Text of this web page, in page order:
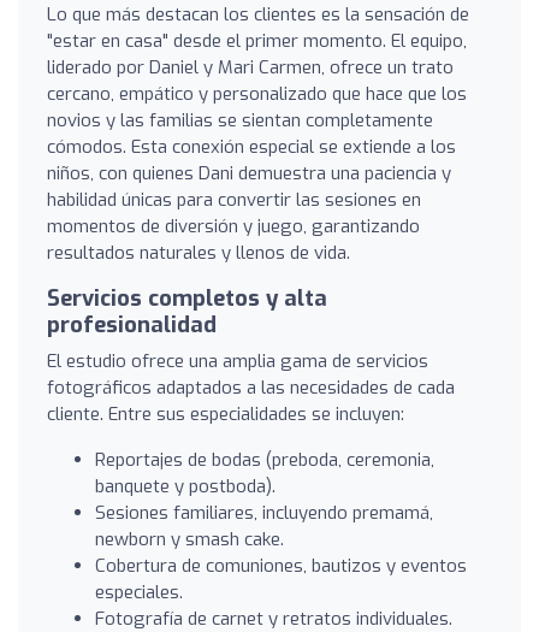
Lo que más destacan los clientes es la sensación de
"estar en casa" desde el primer momento. El equipo,
liderado por Daniel y Mari Carmen, ofrece un trato
cercano, empático y personalizado que hace que los
novios y las familias se sientan completamente
cómodos. Esta conexión especial se extiende a los
niños, con quienes Dani demuestra una paciencia y
habilidad únicas para convertir las sesiones en
momentos de diversión y juego, garantizando
resultados naturales y llenos de vida.
Servicios completos y alta
profesionalidad
El estudio ofrece una amplia gama de servicios
fotográficos adaptados a las necesidades de cada
cliente. Entre sus especialidades se incluyen:
Reportajes de bodas (preboda, ceremonia,
banquete y postboda).
Sesiones familiares, incluyendo premamá,
newborn y smash cake.
Cobertura de comuniones, bautizos y eventos
especiales.
Fotografía de carnet y retratos individuales.